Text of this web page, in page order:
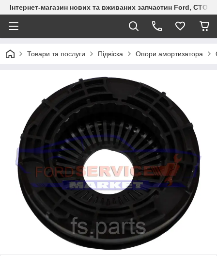
Інтернет-магазин нових та вживаних запчастин Ford, СТО
Товари та послуги Підвіска Опори амортизатора